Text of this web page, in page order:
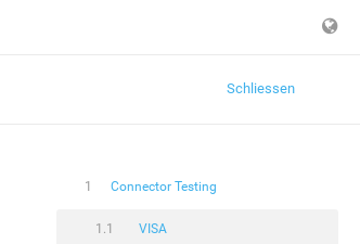
Schliessen
1 Connector Testing
1.1 VISA